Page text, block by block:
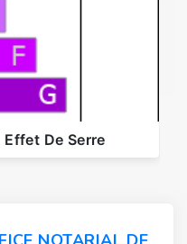
De Serre